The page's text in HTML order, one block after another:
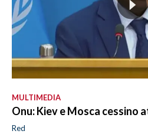
MULTIMEDIA
Onu: Kiev e Mosca cessino
Red